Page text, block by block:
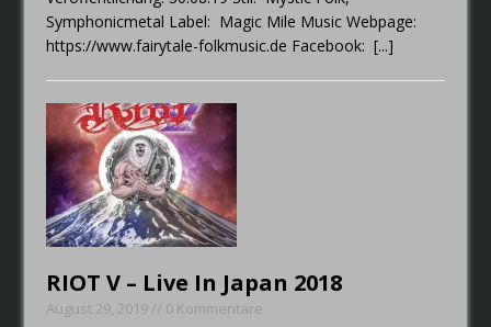
Symphonicmetal Label: Magic Mile Music Webpage:
https://www.fairytale-folkmusic.de Facebook:[...]
RIOT V – Live In Japan 2018
August 29, 2019 // 0 Kommentare